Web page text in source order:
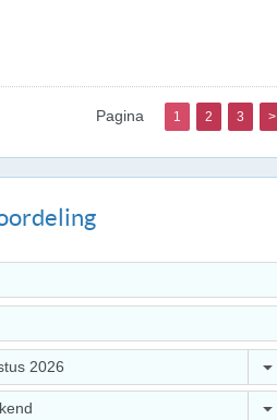
Pagina 1 2 3 >
2026